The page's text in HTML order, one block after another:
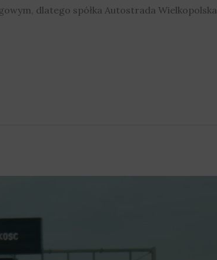
dlatego spółka Autostrada Wielkopolska